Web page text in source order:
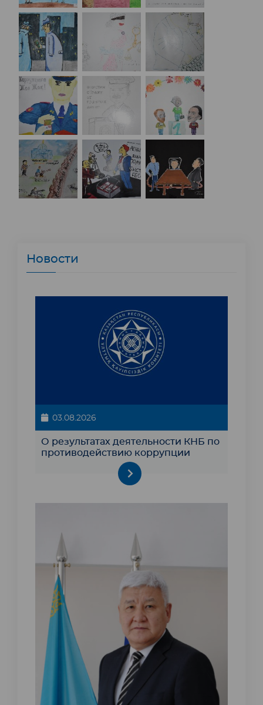
Новости
03.08.2026
О результатах деятельности КНБ по
противодействию коррупции